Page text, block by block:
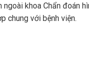
ngoài khoa Chẩn đoán
chung với bệnh viện.